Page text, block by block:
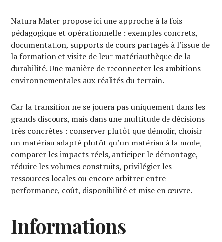
Natura Mater propose ici une approche à la fois
pédagogique et opérationnelle : exemples concrets,
documentation, supports de cours partagés à l’issue de
la formation et visite de leur matériauthèque de la
durabilité. Une manière de reconnecter les ambitions
environnementales aux réalités du terrain.
Car la transition ne se jouera pas uniquement dans les
grands discours, mais dans une multitude de décisions
très concrètes : conserver plutôt que démolir, choisir
un matériau adapté plutôt qu’un matériau à la mode,
comparer les impacts réels, anticiper le démontage,
réduire les volumes construits, privilégier les
ressources locales ou encore arbitrer entre
performance, coût, disponibilité et mise en œuvre.
Informations